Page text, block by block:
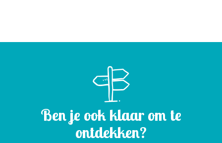
Ben je ook klaar om te
ontdekken?